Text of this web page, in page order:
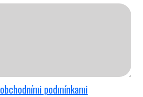
obchodními podmínkami